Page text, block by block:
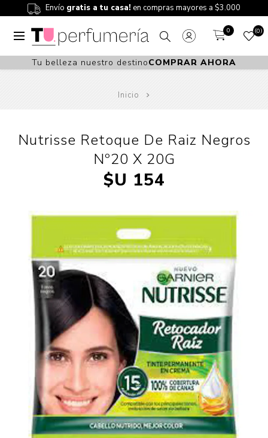
Envío gratis a tu casa! en compras mayores a $3.000
0 0
Tu belleza nuestro destinoCOMPRAR AHORA
Inicio
Nutrisse Retoque De Raiz Negros
Nº20 X 20G
$U 154